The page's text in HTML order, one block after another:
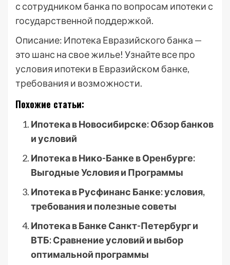
с сотрудником банка по вопросам ипотеки с
государственной поддержкой.
Описание: Ипотека Евразийского банка —
это шанс на свое жилье! Узнайте все про
условия ипотеки в Евразийском банке,
требования и возможности.
Похожие статьи:
Ипотека в Новосибирске: Обзор банков
и условий
Ипотека в Нико-Банке в Оренбурге:
Выгодные Условия и Программы
Ипотека в Русфинанс Банке: условия,
требования и полезные советы
Ипотека в Банке Санкт-Петербург и
ВТБ: Сравнение условий и выбор
оптимальной программы